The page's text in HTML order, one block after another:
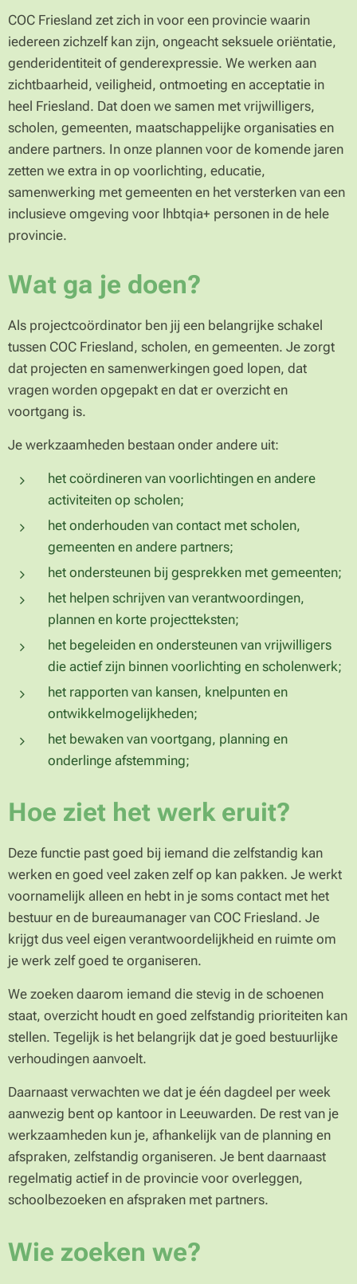
COC Friesland zet zich in voor een provincie waarin
iedereen zichzelf kan zijn, ongeacht seksuele oriëntatie,
genderidentiteit of genderexpressie. We werken aan
zichtbaarheid, veiligheid, ontmoeting en acceptatie in
heel Friesland. Dat doen we samen met vrijwilligers,
scholen, gemeenten, maatschappelijke organisaties en
andere partners. In onze plannen voor de komende jaren
zetten we extra in op voorlichting, educatie,
samenwerking met gemeenten en het versterken van een
inclusieve omgeving voor lhbtqia+ personen in de hele
provincie.
Wat ga je doen?
Als projectcoördinator ben jij een belangrijke schakel
tussen COC Friesland, scholen, en gemeenten. Je zorgt
dat projecten en samenwerkingen goed lopen, dat
vragen worden opgepakt en dat er overzicht en
voortgang is.
Je werkzaamheden bestaan onder andere uit:
het coördineren van voorlichtingen en andere
activiteiten op scholen;
het onderhouden van contact met scholen,
gemeenten en andere partners;
het ondersteunen bij gesprekken met gemeenten;
het helpen schrijven van verantwoordingen,
plannen en korte projectteksten;
het begeleiden en ondersteunen van vrijwilligers
die actief zijn binnen voorlichting en scholenwerk;
het rapporten van kansen, knelpunten en
ontwikkelmogelijkheden;
het bewaken van voortgang, planning en
onderlinge afstemming;
Hoe ziet het werk eruit?
Deze functie past goed bij iemand die zelfstandig kan
werken en goed veel zaken zelf op kan pakken. Je werkt
voornamelijk alleen en hebt in je soms contact met het
bestuur en de bureaumanager van COC Friesland. Je
krijgt dus veel eigen verantwoordelijkheid en ruimte om
je werk zelf goed te organiseren.
We zoeken daarom iemand die stevig in de schoenen
staat, overzicht houdt en goed zelfstandig prioriteiten kan
stellen. Tegelijk is het belangrijk dat je goed bestuurlijke
verhoudingen aanvoelt.
Daarnaast verwachten we dat je één dagdeel per week
aanwezig bent op kantoor in Leeuwarden. De rest van je
werkzaamheden kun je, afhankelijk van de planning en
afspraken, zelfstandig organiseren. Je bent daarnaast
regelmatig actief in de provincie voor overleggen,
schoolbezoeken en afspraken met partners.
Wie zoeken we?